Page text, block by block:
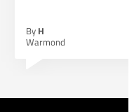
By H
Warmond